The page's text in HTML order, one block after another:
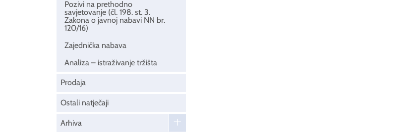
Pozivi na prethodno
savjetovanje (čl. 198. st. 3.
Zakona o javnoj nabavi NN br.
120/16)
Zajednička nabava
Analiza – istraživanje tržišta
Prodaja
Ostali natječaji
Arhiva